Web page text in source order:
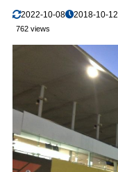
2022-10-08 2018-10-12
762 views